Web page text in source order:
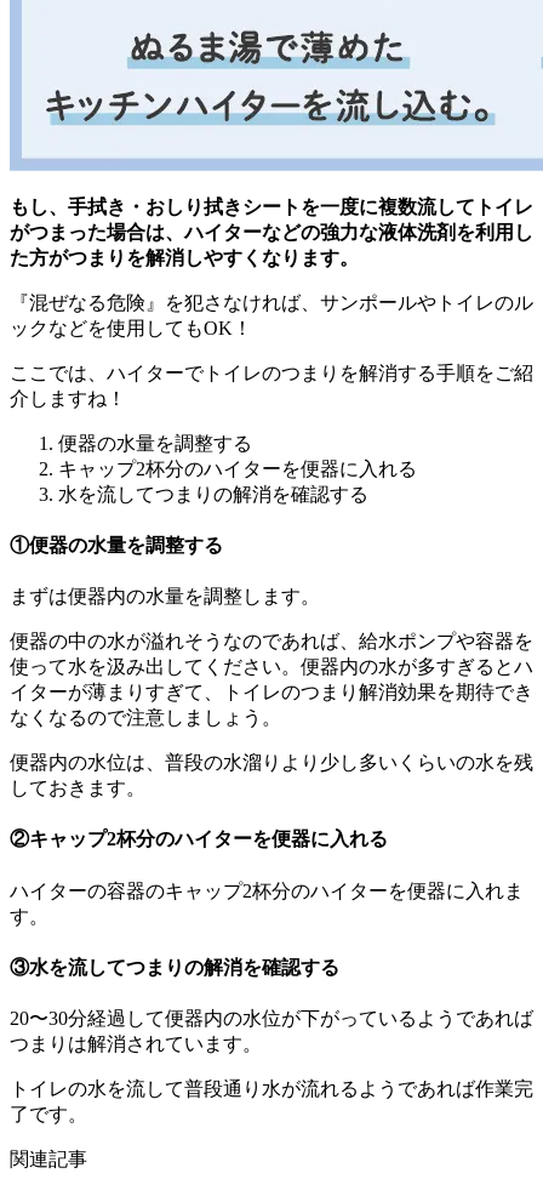
もし、手拭き・おしり拭きシートを一度に複数流してトイレ
がつまった場合は、ハイターなどの強力な液体洗剤を利用し
た方がつまりを解消しやすくなります。
『混ぜなる危険』を犯さなければ、サンポールやトイレのル
ックなどを使用してもOK！
ここでは、ハイターでトイレのつまりを解消する手順をご紹
介しますね！
便器の水量を調整する
キャップ2杯分のハイターを便器に入れる
水を流してつまりの解消を確認する
①便器の水量を調整する
まずは便器内の水量を調整します。
便器の中の水が溢れそうなのであれば、給水ポンプや容器を
使って水を汲み出してください。便器内の水が多すぎるとハ
イターが薄まりすぎて、トイレのつまり解消効果を期待でき
なくなるので注意しましょう。
便器内の水位は、普段の水溜りより少し多いくらいの水を残
しておきます。
②キャップ2杯分のハイターを便器に入れる
ハイターの容器のキャップ2杯分のハイターを便器に入れま
す。
③水を流してつまりの解消を確認する
20〜30分経過して便器内の水位が下がっているようであれば
つまりは解消されています。
トイレの水を流して普段通り水が流れるようであれば作業完
了です。
関連記事